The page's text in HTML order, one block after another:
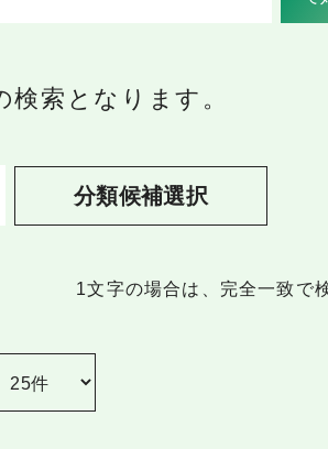
索となります。
分類候補選択
1文字の場合は、完全一致で